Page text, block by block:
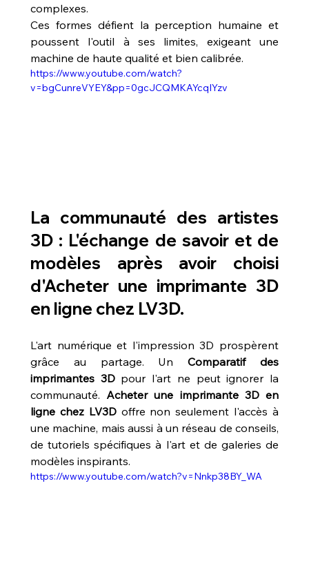
complexes.
Ces formes défient la perception humaine et
poussent l'outil à ses limites, exigeant une
machine de haute qualité et bien calibrée.
https://www.youtube.com/watch?
v=bgCunreVYEY&pp=0gcJCQMKAYcqIYzv
La communauté des artistes
3D : L'échange de savoir et de
modèles après avoir choisi
d'Acheter une imprimante 3D
en ligne chez LV3D.
L'art numérique et l'impression 3D prospèrent
grâce au partage. Un Comparatif des
imprimantes 3D pour l'art ne peut ignorer la
communauté. Acheter une imprimante 3D en
ligne chez LV3D offre non seulement l'accès à
une machine, mais aussi à un réseau de conseils,
de tutoriels spécifiques à l'art et de galeries de
modèles inspirants.
https://www.youtube.com/watch?v=Nnkp38BY_WA